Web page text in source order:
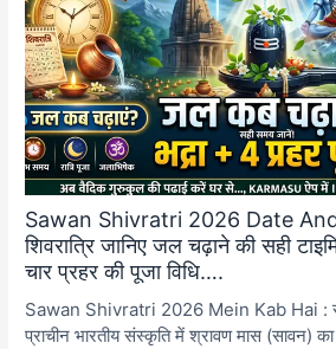
Sawan Shivratri 2026 Date
शिवरात्रि जानिए जल चढ़ाने की सही
चार प्रहर की पूजा विधि….
Sawan Shivratri 2026 Mein Kab Hai :
प्राचीन भारतीय संस्कृति में श्रावण मास (सावन)